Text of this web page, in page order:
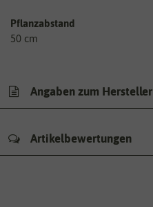
Pflanzabstand
50 cm
Angaben zum Hersteller
Artikelbewertungen